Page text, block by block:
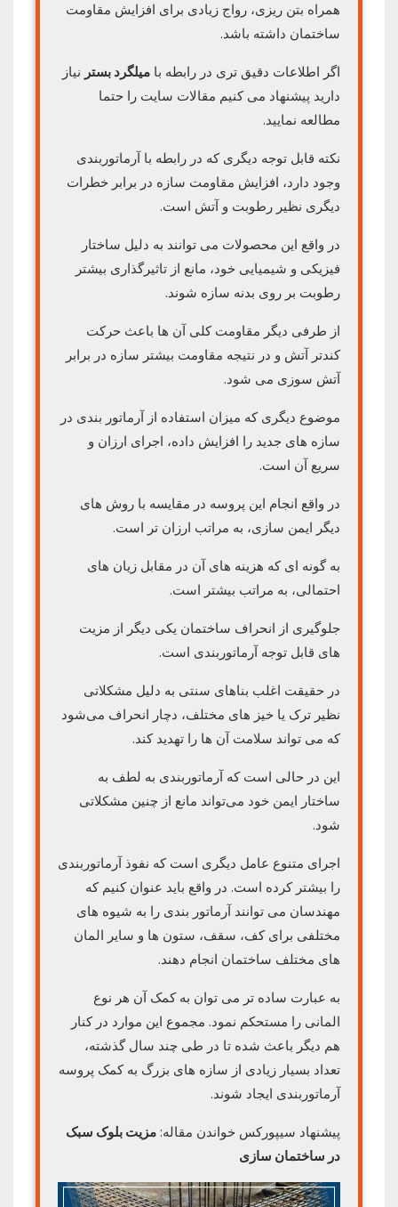
همراه بتن ریزی، رواج زیادی برای افزایش مقاومت
ساختمان داشته‌ باشد.
اگر اطلاعات دقیق تری در رابطه با میلگرد بستر نیاز
دارید پیشنهاد می کنیم مقالات سایت را حتما
مطالعه نمایید.
نکته قابل توجه دیگری که در رابطه با آرماتوربندی
وجود دارد، افزایش مقاومت سازه در برابر خطرات
دیگری نظیر رطوبت و آتش است.
در واقع این محصولات می توانند به دلیل ساختار
فیزیکی و شیمیایی خود، مانع از تاثیرگذاری بیشتر
رطوبت بر روی بدنه سازه شوند.
از طرفی دیگر مقاومت کلی آن ها باعث حرکت
کندتر آتش و در نتیجه مقاومت بیشتر سازه در برابر
آتش سوزی می شود.
موضوع دیگری که میزان استفاده از آرماتور بندی در
سازه های جدید را افزایش داده، اجرای ارزان و
سریع آن است.
در واقع انجام این پروسه در مقایسه با روش های
دیگر ایمن سازی، به مراتب ارزان تر است.
به گونه ای که هزینه های آن در مقابل زیان های
احتمالی، به مراتب بیشتر است.
جلوگیری از انحراف ساختمان یکی دیگر از مزیت
های قابل توجه آرماتوربندی است.
در حقیقت اغلب بناهای سنتی به دلیل مشکلاتی
نظیر ترک یا خیز های مختلف، دچار انحراف می‌شود
که می تواند سلامت آن ها را تهدید کند.
این در حالی است که آرماتوربندی به لطف به
ساختار ایمن خود می‌تواند مانع از چنین مشکلاتی
شود.
اجرای متنوع عامل دیگری است که نفوذ آرماتوربندی
را بیشتر کرده است. در واقع باید عنوان کنیم که
مهندسان می توانند آرماتور بندی را به شیوه های
مختلفی برای کف، سقف، ستون ها و سایر المان
های مختلف ساختمان انجام دهند.
به عبارت ساده تر می توان به کمک آن هر نوع
المانی را مستحکم نمود. مجموع این موارد در کنار
هم دیگر باعث شده تا در طی چند سال گذشته،
تعداد بسیار زیادی از سازه های بزرگ به کمک پروسه
آرماتوربندی ایجاد شوند.
پیشنهاد سیپورکس خواندن مقاله:مزیت بلوک سبک
در ساختمان سازی